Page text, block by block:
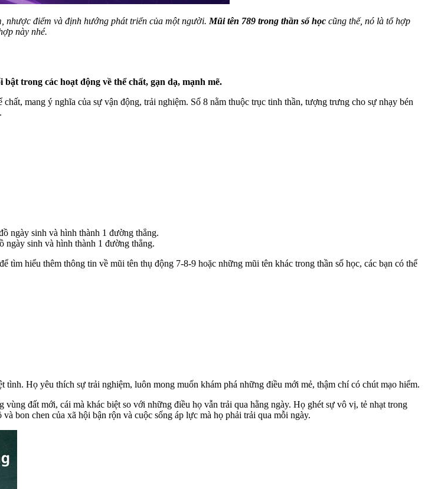
nhược điểm và định hướng phát triển của một người. Mũi tên 789 trong thần số học cũng thế, nó là tổ hợp
này nhé.
trong các hoạt động về thể chất, gạn dạ, mạnh mẽ.
mang ý nghĩa của sự vận động, trải nghiệm. Số 8 nằm thuộc trục tinh thần, tượng trưng cho sự nhạy bén
ngày sinh và hình thành 1 đường thẳng.
ngày sinh và hình thành 1 đường thẳng.
hiểu thêm thông tin về mũi tên thụ động 7-8-9 hoặc những mũi tên khác trong thần số học, các bạn có thể
tình. Họ yêu thích sự trải nghiệm, luôn mong muốn khám phá những điều mới mẻ, thậm chí có chút mạo hiểm.
đất mới, cái mà khác biệt so với những điều họ vẫn trải qua hằng ngày. Họ ghét sự vô vị, tẻ nhạt trong
bon chen của xã hội bận rộn và cuộc sống áp lực mà họ phải trải qua mỗi ngày.